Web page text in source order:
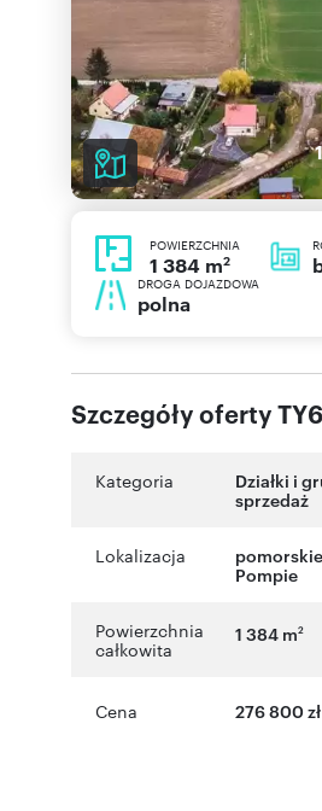
POWIERZCHNIA
1 384 m2
DROGA DOJAZDOWA
polna
Szczegóły oferty
Kategoria
Działki i
sprzedaż
Lokalizacja pomorskie
Pompie
Powierzchnia
całkowita
1 384 m2
Cena 276 800 zł